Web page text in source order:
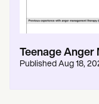
Teenage Anger
Published Aug 18,